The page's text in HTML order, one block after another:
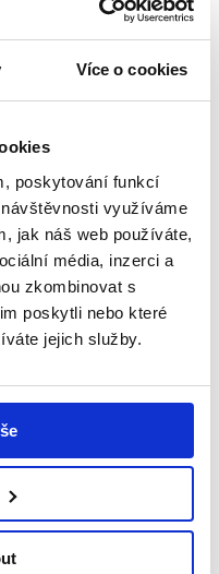
Více o cookies
poskytování funkcí
využíváme
jak náš web používáte,
média, inzerci a
zkombinovat s
poskytli nebo které
jejich služby.
v portfoliu
přírodně
tenzid pro
přípravky
Kozákovou